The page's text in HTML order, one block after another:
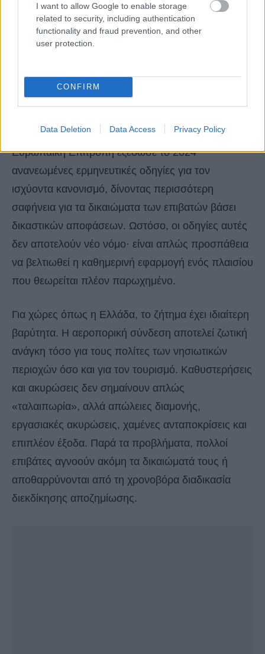
I want to allow Google to enable storage
related to security, including authentication
functionality and fraud prevention, and other
user protection.
CONFIRM
Data Deletion Data Access Privacy Policy
τους υποστηρικτές των εταιρειών– το όφελος των
φθηνών πτήσεων για τους καταναλωτές.
πιο πρόσφατες διαπραγματεύσεις, οι δύο θεσμοί
απέτυχαν εκ νέου να καταλήξουν σε συμβιβασμό,
Σε μια προσπάθεια «προσωρινής ανακούφισης», η
Ευρωπαϊκή Επιτροπή εξέδωσε το 2024
ανανεωμένες ερμηνευτικές οδηγίες για τον
ισχύοντα κανονισμό, δίνοντας περισσότερη
σαφήνεια για τα δικαιώματα των επιβατών βάσει
δικαστικών αποφάσεων. Ωστόσο, οι οδηγίες αυτές
δεν αποτελούν νέο νόμο· είναι απλώς προσπάθεια
να βελτιωθεί η καθημερινή εφαρμογή ενός πλαισίου
που θεωρείται πλέον παρωχημένο.
Για χώρες όπως η Ελλάδα, το ζήτημα έχει ιδιαίτερη
βαρύτητα. Η αεροπορική σύνδεση αποτελεί ζωτική
ανάγκη τόσο για τους πολίτες των νησιωτικών
περιοχών όσο και για τον τουρισμό. Καθυστερήσεις
και ακυρώσεις δεν σημαίνουν απλώς
«ταλαιπωρία», αλλά απώλειες διαμονής,
εργασιακές ακυρώσεις, χαμένες ανταποκρίσεις και
επιπλέον έξοδα. Παρά τα προβλήματα, πολλοί
επιβάτες αγνοούν ακόμη τα δικαιώματά τους ή
αποθαρρύνονται από τη χρονοβόρα διαδικασία
διεκδίκησης αποζημίωσης.